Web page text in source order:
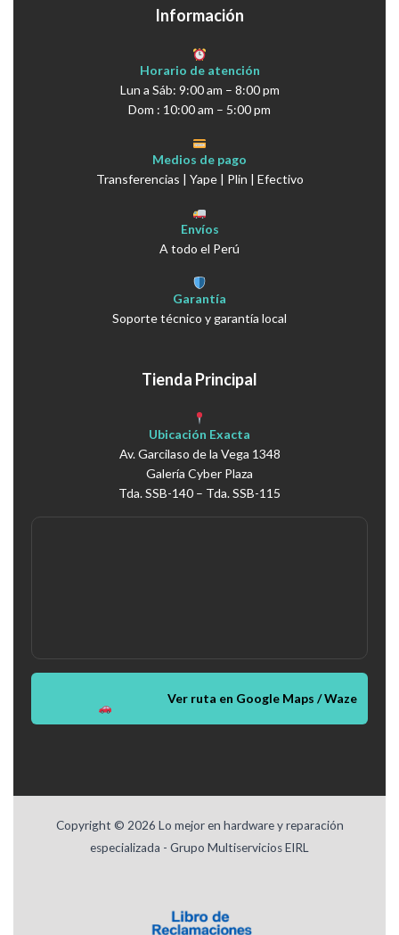
Información
Horario de atención
Lun a Sáb: 9:00 am – 8:00 pm
Dom : 10:00 am – 5:00 pm
Medios de pago
Transferencias | Yape | Plin | Efectivo
Envíos
A todo el Perú
Garantía
Soporte técnico y garantía local
Tienda Principal
Ubicación Exacta
Av. Garcilaso de la Vega 1348
Galería Cyber Plaza
Tda. SSB-140 – Tda. SSB-115
Ver ruta en Google Maps / Waze
Copyright © 2026 Lo mejor en hardware y reparación
especializada - Grupo Multiservicios EIRL